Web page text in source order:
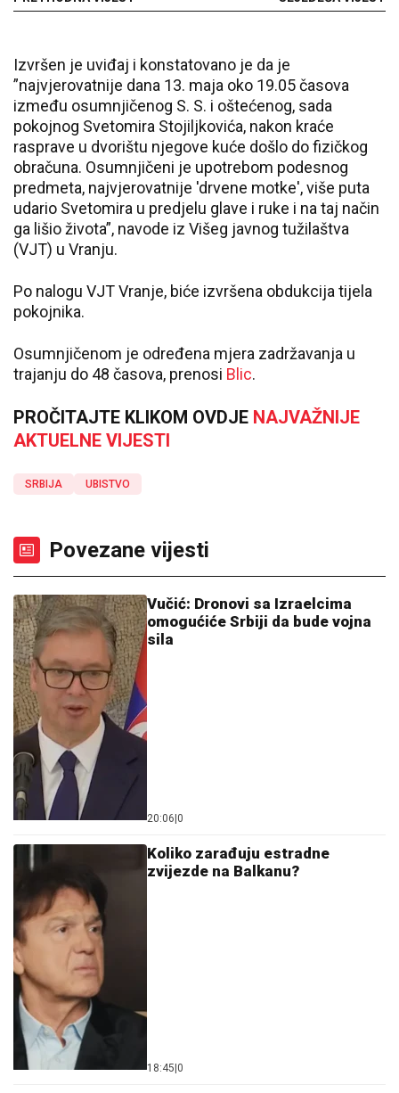
Izvršen je uviđaj i konstatovano je da je
”najvjerovatnije dana 13. maja oko 19.05 časova
između osumnjičenog S. S. i oštećenog, sada
pokojnog Svetomira Stojiljkovića, nakon kraće
rasprave u dvorištu njegove kuće došlo do fizičkog
obračuna. Osumnjičeni je upotrebom podesnog
predmeta, najvjerovatnije 'drvene motke', više puta
udario Svetomira u predjelu glave i ruke i na taj način
ga lišio života”, navode iz Višeg javnog tužilaštva
(VJT) u Vranju.
Po nalogu VJT Vranje, biće izvršena obdukcija tijela
pokojnika.
Osumnjičenom je određena mjera zadržavanja u
trajanju do 48 časova, prenosi Blic.
PROČITAJTE KLIKOM OVDJE NAJVAŽNIJE
AKTUELNE VIJESTI
SRBIJA UBISTVO
Povezane vijesti
Vučić: Dronovi sa Izraelcima
omogućiće Srbiji da bude vojna
sila
20:06 0
Koliko zarađuju estradne
zvijezde na Balkanu?
18:45 0